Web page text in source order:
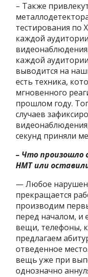
– Также
тестирования по
каждой
каждой
выводится на
есть техника,
мгновенного
прошлом году.
случаев
секунд приняли
– Что произошло
НМТ или
— Любое
прекращается
производим
перед началом, и
вещи, телефоны,
предлагаем
отведенное
вещь уже при
однозначно